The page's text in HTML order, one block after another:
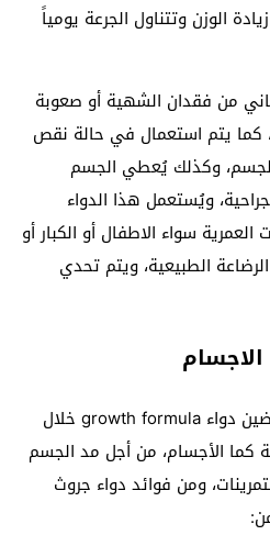
الوزن وتتناول الجرعة يومياً
من فقدان الشهية أو صعوبة
يتم استعمال في حالة نقص
وكذلك يُعطي الجسم
ويُستعمل هذا الدواء
سواء الاطفال أو الكبار أو
الطبيعية، ويتم تحدي
في العادة يُنصح بتناول الرياضين دواء growth formula خلال
كما الأجسام، من أجل مد الجسم
ومن فوائد دواء جروث